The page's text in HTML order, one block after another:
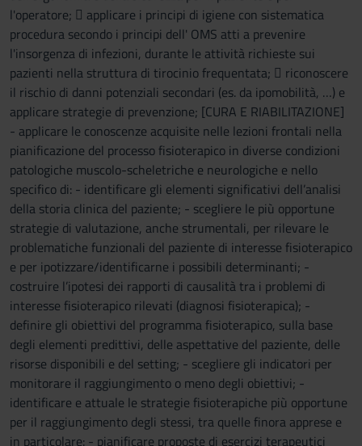
l'operatore;  applicare i principi di igiene con sistematica
procedura secondo i principi dell' OMS atti a prevenire
l'insorgenza di infezioni, durante le attività richieste sui
pazienti nella struttura di tirocinio frequentata;  riconoscere
il rischio di danni potenziali secondari (es. da ipomobilità, …) e
applicare strategie di prevenzione; [CURA E RIABILITAZIONE]
- applicare le conoscenze acquisite nelle lezioni frontali nella
pianificazione del processo fisioterapico in diverse condizioni
patologiche muscolo-scheletriche e neurologiche e nello
specifico di: - identificare gli elementi significativi dell’analisi
della storia clinica del paziente; - scegliere le più opportune
strategie di valutazione, anche strumentali, per rilevare le
problematiche funzionali del paziente di interesse fisioterapico
e per ipotizzare/identificarne i possibili determinanti; -
costruire l’ipotesi dei rapporti di causalità tra i problemi di
interesse fisioterapico rilevati (diagnosi fisioterapica); -
definire gli obiettivi del programma fisioterapico, sulla base
degli elementi predittivi, delle aspettative del paziente, delle
risorse disponibili e del setting; - scegliere gli indicatori per
monitorare il raggiungimento o meno degli obiettivi; -
identificare e attuale le strategie fisioterapiche più opportune
per il raggiungimento degli stessi, tra quelle finora apprese e
in particolare: - pianificare proposte di esercizi terapeutici